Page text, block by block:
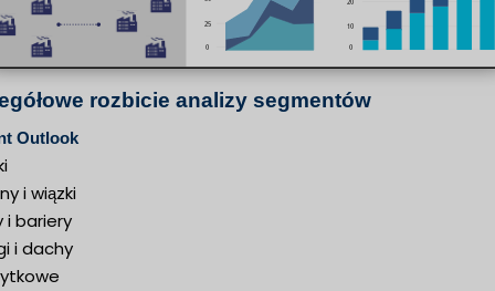
rozbicie analizy segmentów
Outlook
i wiązki
i bariery
i dachy